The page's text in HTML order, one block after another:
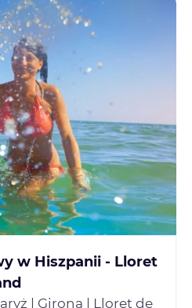
w Hiszpanii - Lloret
| Girona | Lloret de